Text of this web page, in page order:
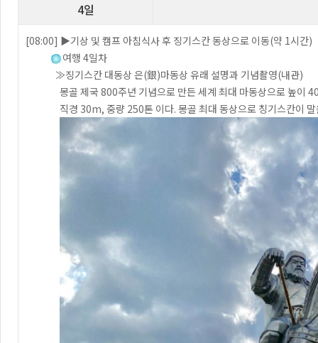
4일
[08:00] ▶기상 및 캠프 아침식사 후 징기스칸 동상으로 이동(약 1시간)
여행 4일차
≫징기스칸 대동상 은(銀)마동상 유래 설명과 기념촬영(내관)
몽골 제국 800주년 기념으로 만든 세계 최대 마동상으로 높이
직경 30m, 중량 250톤 이다. 몽골 최대 동상으로 칭기스칸이 말